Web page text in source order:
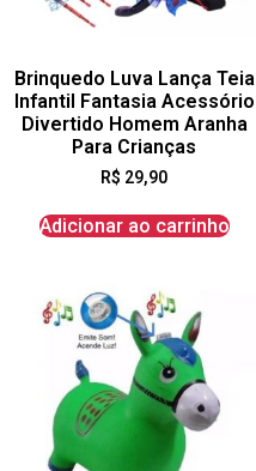
Brinquedo Luva Lança Teia
Infantil Fantasia Acessório
Divertido Homem Aranha
Para Crianças
R$ 29,90
Adicionar ao carrinho